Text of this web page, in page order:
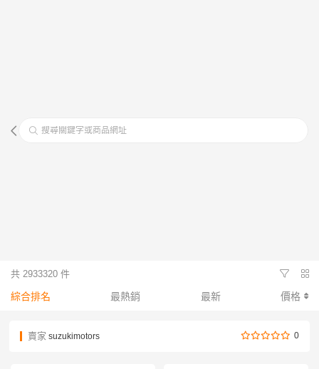
搜尋關鍵字或商品網址
共 2933320 件
綜合排名 最熱銷 最新 價格
賣家 suzukimotors 0